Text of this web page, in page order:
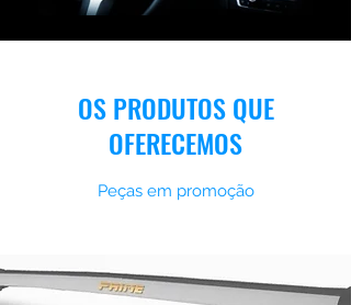
OS PRODUTOS QUE
OFERECEMOS
Peças em promoção